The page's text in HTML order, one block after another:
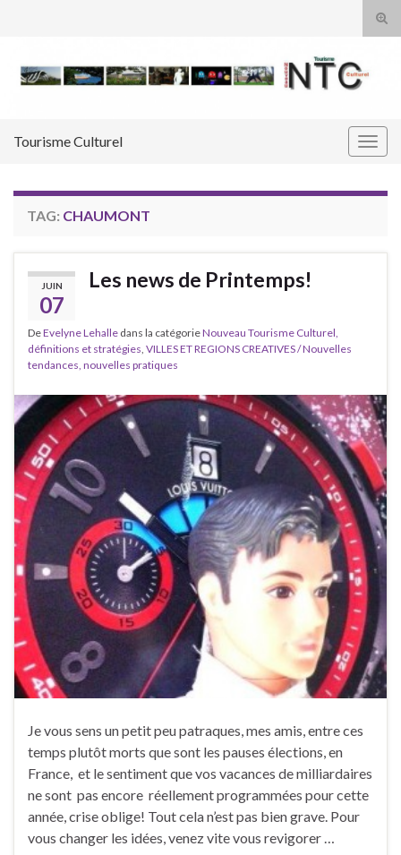
Tourisme Culturel
TAG: CHAUMONT
JUIN
07
Les news de Printemps!
DeEvelyne Lehalle dans la catégorieNouveau Tourisme Culturel,
définitions et stratégies, VILLES ET REGIONS CREATIVES / Nouvelles
tendances, nouvelles pratiques
Je vous sens un petit peu patraques, mes amis, entre ces
temps plutôt morts que sont les pauses élections, en
France, et le sentiment que vos vacances de milliardaires
ne sont pas encore réellement programmées pour cette
année, crise oblige! Tout cela n’est pas bien grave. Pour
vous changer les idées, venez vite vous revigorer …